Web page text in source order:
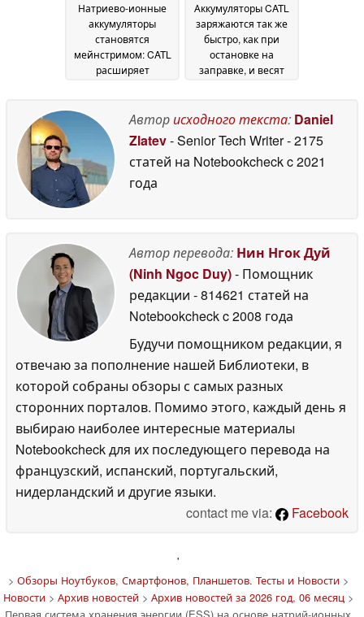
Натриево-ионные
аккумуляторы
становятся
мейнстримом: CATL
расширяет
рекордно большого
заказа
Аккумуляторы CATL
заряжаются так же
быстро, как при
остановке на
заправке, и весят
April 2026
Авторисходного текста: Daniel
Zlatev- Senior Tech Writer- 2175
статей на Notebookcheckc 2021
года
Автор перевода: Нин Нгок Дуй
(Ninh Ngoc Duy)- Помощник
редакции - 814621 статей на
Notebookcheckc 2008 года
Будучи помощником редакции, я
отвечаю за пополнение нашей Библиотеки, в
которой собраны обзоры с самых разных
сторонних порталов. Помимо этого, каждый день я
выбираю наиболее интересные материалы
Notebookcheck для их последующего перевода на
французский, испанский, португальский,
нидерландский и другие языки.
contact me via:
Facebook
'
> Обзоры Ноутбуков, Смартфонов, Планшетов. Тесты и Новости>
Новости> Архив новостей> Архив новостей за 2026 год, 06 месяц>